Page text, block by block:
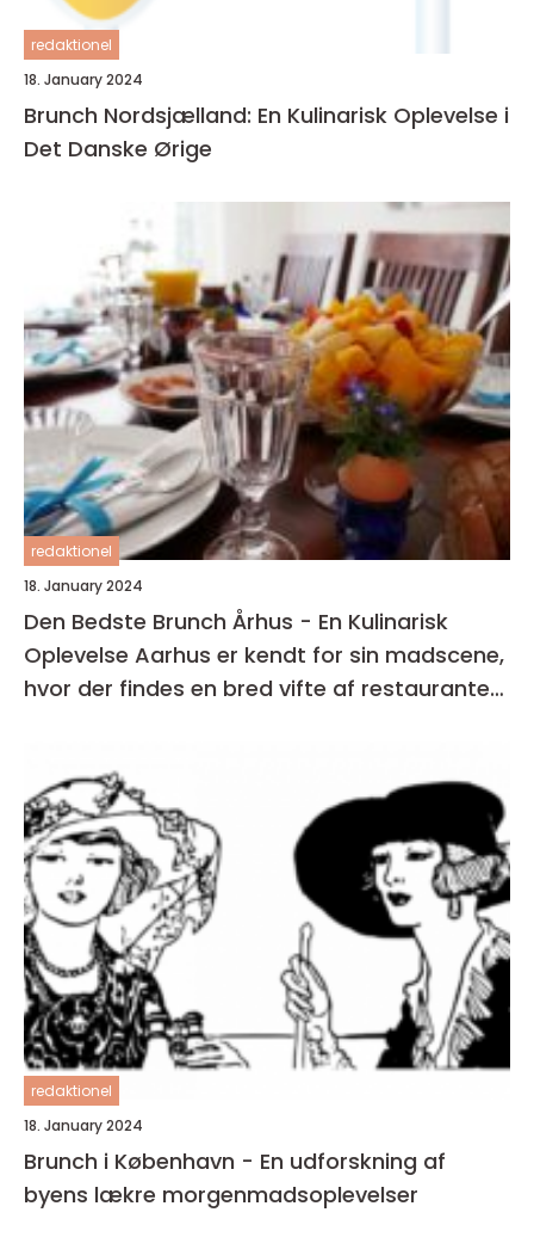
redaktionel
18. January 2024
Brunch Nordsjælland: En Kulinarisk Oplevelse i
Det Danske Ørige
redaktionel
18. January 2024
Den Bedste Brunch Århus - En Kulinarisk
Oplevelse Aarhus er kendt for sin madscene,
hvor der findes en bred vifte af restauranter,
redaktionel
18. January 2024
Brunch i København - En udforskning af
byens lækre morgenmadsoplevelser